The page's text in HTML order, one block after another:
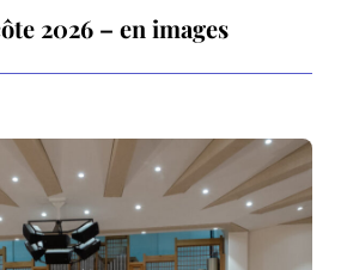
2026 – en images